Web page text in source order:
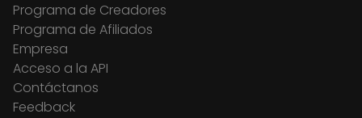
Programa de Creadores
Programa de Afiliados
Empresa
Acceso a la API
Contáctanos
Feedback